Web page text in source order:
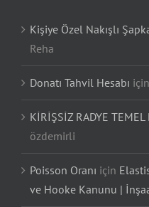
Kişiye Özel Nakışlı
Reha
Donatı Tahvil Hesabı için
KİRİŞSİZ RADYE
özdemirli
Poisson Oranı için
ve Hooke Kanunu |